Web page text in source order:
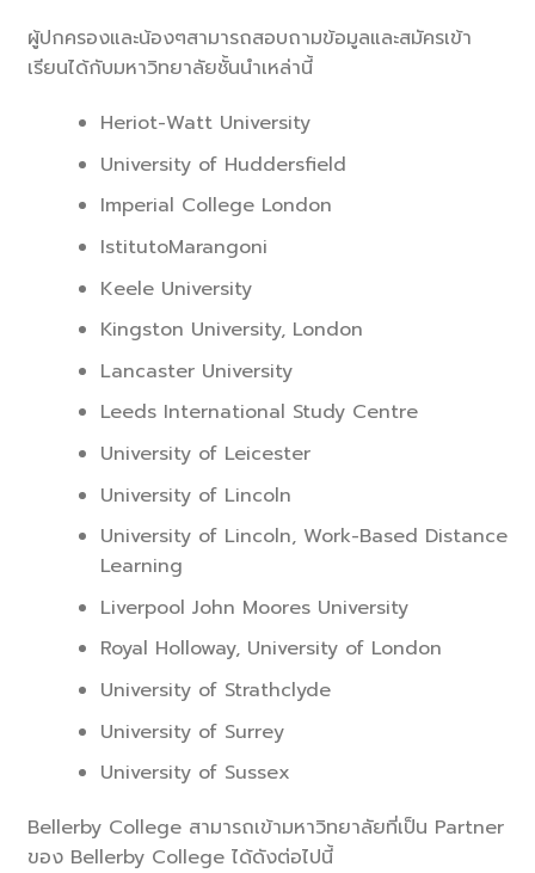
ผู้ปกครองและน้องๆสามารถสอบถามข้อมูลและสมัครเข้า
เรียนได้กับมหาวิทยาลัยชั้นนำเหล่านี้
Heriot-Watt University
University of Huddersfield
Imperial College London
IstitutoMarangoni
Keele University
Kingston University, London
Lancaster University
Leeds International Study Centre
University of Leicester
University of Lincoln
University of Lincoln, Work-Based Distance
Learning
Liverpool John Moores University
Royal Holloway, University of London
University of Strathclyde
University of Surrey
University of Sussex
Bellerby College สามารถเข้ามหาวิทยาลัยที่เป็น Partner
ของ Bellerby College ได้ดังต่อไปนี้